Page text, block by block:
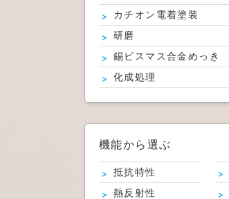
カチオン電着塗装
研磨
錫ビスマス合金めっき
化成処理
機能から選ぶ
抵抗特性
熱反射性